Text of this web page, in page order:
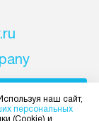
наш сайт,
персональных
(Cookie) и